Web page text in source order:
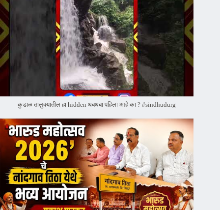
कुडाळ तालुक्यातील हा hidden धबधबा पहिला आहे का ? #sindhudurg